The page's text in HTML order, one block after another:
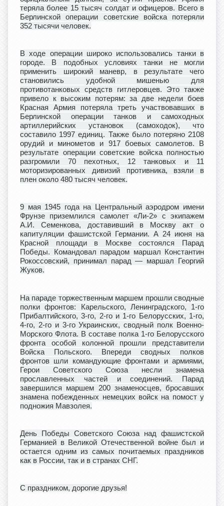
теряла более 15 тысяч солдат и офицеров. Всего в
Берлинской операции советские войска потеряли
352 тысячи человек.
В ходе операции широко использовались танки в
городе. В подобных условиях танки не могли
применить широкий маневр, в результате чего
становились удобной мишенью для
противотанковых средств гитлеровцев. Это также
привело к высоким потерям: за две недели боев
Красная Армия потеряла треть участвовавших в
Берлинской операции танков и самоходных
артиллерийских установок (самоходок), что
составило 1997 единиц. Также было потеряно 2108
орудий и минометов и 917 боевых самолетов. В
результате операции советские войска полностью
разгромили 70 пехотных, 12 танковых и 11
моторизированных дивизий противника, взяли в
плен около 480 тысяч человек.
9 мая 1945 года на Центральный аэродром имени
Фрунзе приземлился самолет «Ли-2» с экипажем
А.И. Семенкова, доставивший в Москву акт о
капитуляции фашистской Германии. А 24 июня на
Красной площади в Москве состоялся Парад
Победы. Командовал парадом маршал Константин
Рокоссовский, принимал парад — маршал Георгий
Жуков.
На параде торжественным маршем прошли сводные
полки фронтов: Карельского, Ленинградского, 1-го
Прибалтийского, 3-го, 2-го и 1-го Белорусских, 1-го,
4-го, 2-го и 3-го Украинских, сводный полк Военно-
Морского Флота. В составе полка 1-го Белорусского
фронта особой колонной прошли представители
Войска Польского. Впереди сводных полков
фронтов шли командующие фронтами и армиями,
Герои Советского Союза несли знамена
прославленных частей и соединений. Парад
завершился маршем 200 знаменосцев, бросавших
знамена побежденных немецких войск на помост у
подножия Мавзолея.
День Победы Советского Союза над фашистской
Германией в Великой Отечественной войне был и
остается одним из самых почитаемых праздников
как в России, так и в странах СНГ.
С праздником, дорогие друзья!